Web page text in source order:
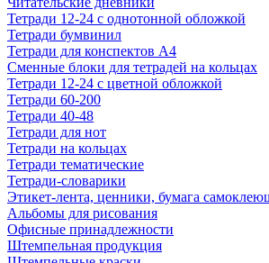
Тетради 12-24 с однотонной обложкой
Тетради бумвинил
Тетради для конспектов А4
Сменные блоки для тетрадей на кольцах
Тетради 12-24 с цветной обложкой
Тетради 60-200
Тетради 40-48
Тетради для нот
Тетради на кольцах
Тетради тематические
Тетради-словарики
Этикет-лента, ценники, бумага
Альбомы для рисования
Офисные принадлежности
Штемпельная продукция